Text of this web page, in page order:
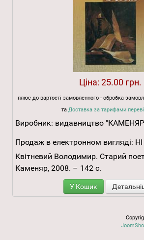
Ціна: 25.00 грн.
плюс до вартості замовленного - обробка
та Доставка за тарифами
Виробник: видавництво
Продаж в електронном вигляді: НІ
Квітневий Володимир. Старий
Каменяр, 2008. – 142 с.
У Кошик